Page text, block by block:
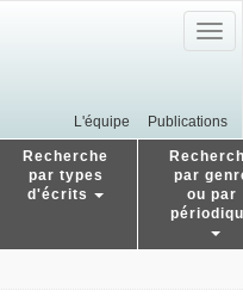
L'équipe Publications
Recherche
par types
d'écrits
par
ou par